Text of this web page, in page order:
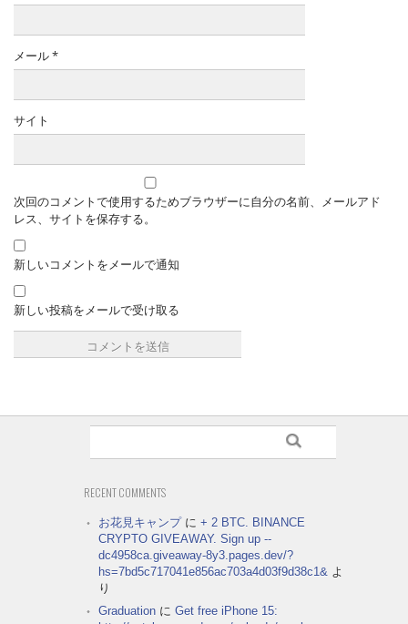
メール*
サイト
次回のコメントで使用するためブラウザーに自分の名前、メールアド
レス、サイトを保存する。
新しいコメントをメールで通知
新しい投稿をメールで受け取る
RECENT COMMENTS
お花見キャンプに + 2 BTC. BINANCE
CRYPTO GIVEAWAY. Sign up --
dc4958ca.giveaway-8y3.pages.dev/?
hs=7bd5c717041e856ac703a4d03f9d38c1& よ
り
Graduation に Get free iPhone 15: